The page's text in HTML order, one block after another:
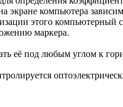
экране компьютера
этого компьютерный
маркера.
её под любым углом к